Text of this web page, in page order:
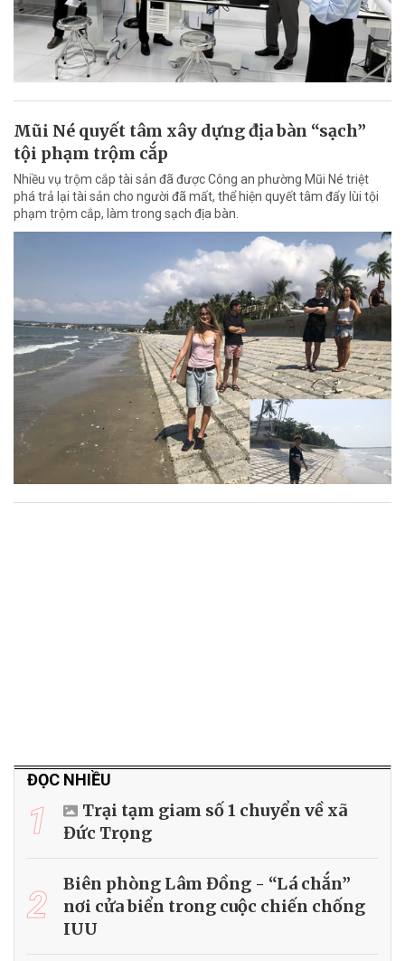
Mũi Né quyết tâm xây dựng địa bàn “sạch”
tội phạm trộm cắp
Nhiều vụ trộm cắp tài sản đã được Công an phường Mũi Né triệt
phá trả lại tài sản cho người đã mất, thể hiện quyết tâm đẩy lùi tội
phạm trộm cắp, làm trong sạch địa bàn.
ĐỌC NHIỀU
1
Trại tạm giam số 1 chuyển về xã
Đức Trọng
2
Biên phòng Lâm Đồng - “Lá chắn”
nơi cửa biển trong cuộc chiến chống
IUU